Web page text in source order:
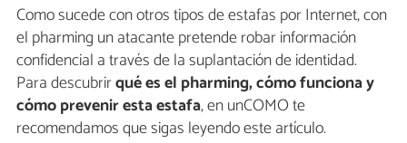
Como sucede con otros tipos de estafas por Internet, con
el pharming un atacante pretende robar información
confidencial a través de la suplantación de identidad.
Para descubrirqué es el pharming, cómo funciona y
cómo prevenir esta estafa, en unCOMO te
recomendamos que sigas leyendo este artículo.